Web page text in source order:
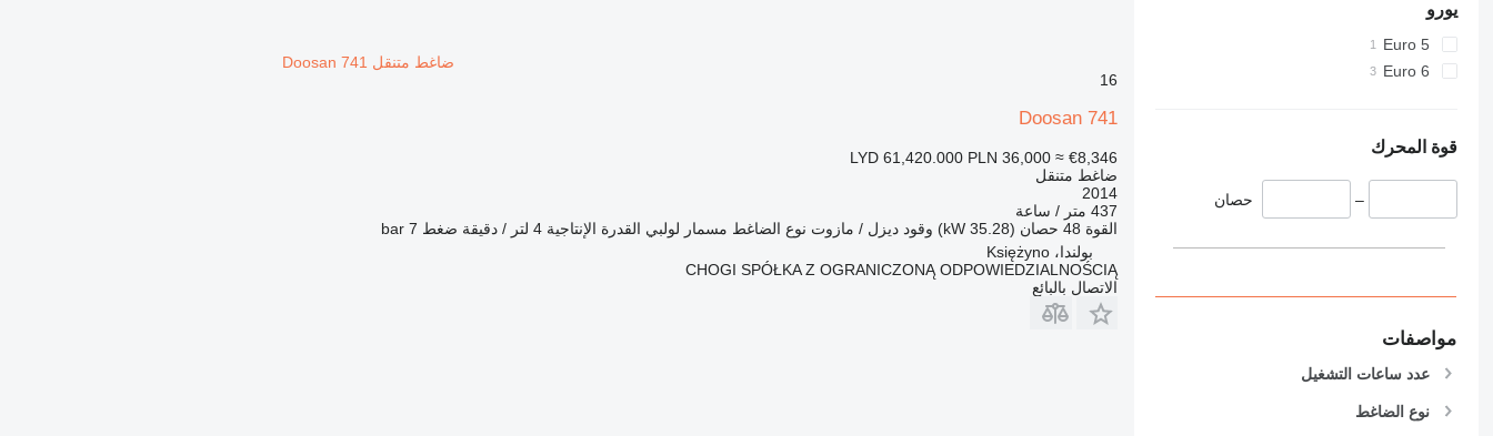
يورو
Euro 5
Euro 6
قوة المحرك
– حصان
مواصفات
عدد ساعات التشغيل
نوع الضاغط
ضاغط متنقل Doosan 741
16
Doosan 741
LYD 61,420.000 PLN 36,000 ≈ €8,346
ضاغط متنقل
2014
437 متر / ساعة
القوة 48 حصان (35.28 kW) وقود ديزل / مازوت نوع الضاغط مسمار لولبي القدرة الإنتاجية 4 لتر / دقيقة ضغط 7 bar
بولندا، Księżyno
CHOGI SPÓŁKA Z OGRANICZONĄ ODPOWIEDZIALNOŚCIĄ
الاتصال بالبائع